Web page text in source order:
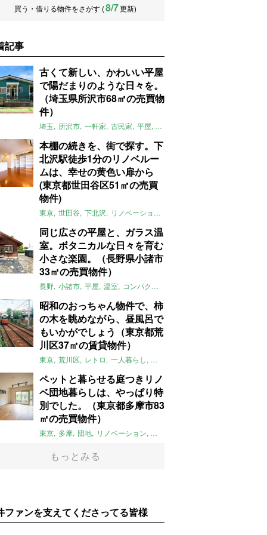
買う・借りる物件をさがす (8/7更新)
記事
古くて新しい、かわいい平屋
で陽だまりのような日々を。
（埼玉県所沢市68㎡の売買物
件）
埼玉 所沢市 一軒家 古民家 平屋 庭
本棚の続きを、街で探す。下
北沢駅徒歩1分のリノベルー
ムは、幸せの黄色い扉から
(東京都世田谷区51㎡の売買
物件)
東京 世田谷 下北沢 リノベーション
同じ広さの平屋と、ガラス温
室。ボタニカルな日々を育む
小さな楽園。（長野県小諸市
33㎡の売買物件）
長野 小諸市 平屋 温室 コンパクト
昭和のおっちゃん物件で、柿
の木を眺めながら、昼風呂で
もいかがでしょう（東京都荒
川区37㎡の賃貸物件）
東京 荒川区 レトロ 一人暮らし タイル
ペットと暮らせる庭つきリノ
ベ団地暮らしは、やっぱり特
別でした。（東京都多摩市83
㎡の売買物件）
東京 多摩 団地 リノベーション 庭
もっとみる
ファンを支えてくださってる皆様